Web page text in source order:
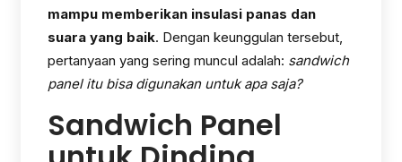
mampu memberikan insulasi panas dan
suara yang baik. Dengan keunggulan tersebut,
pertanyaan yang sering muncul adalah: sandwich
panel itu bisa digunakan untuk apa saja?
Sandwich Panel